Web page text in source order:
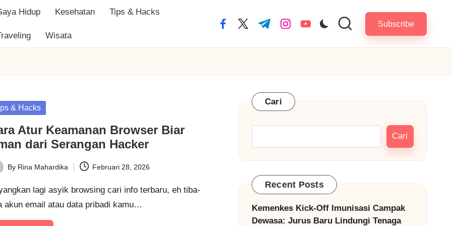
Hidup Kesehatan Tips & Hacks
Wisata
facebook.com
twitter.com
t.me instagram.com
youtube.com Subscribe
& Hacks
Atur Keamanan Browser Biar
dari Serangan Hacker
By Rina Mahardika Februari 28, 2026
lagi asyik browsing cari info terbaru, eh tiba-
akun email atau data pribadi kamu…
Cari
Cari
Recent Posts
Kemenkes Kick-Off Imunisasi Campak
Dewasa: Jurus Baru Lindungi Tenaga